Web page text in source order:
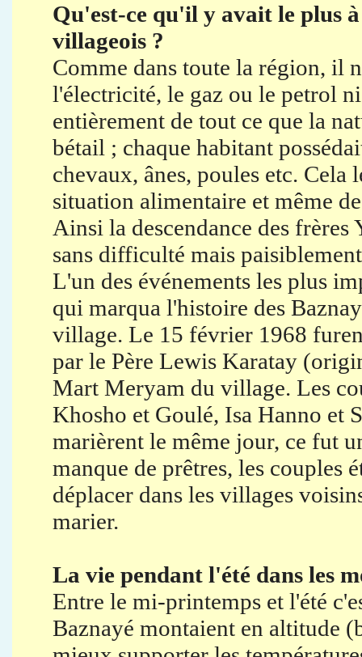
Qu'est-ce qu'il y avait le plus
villageois ?
Comme dans toute la région, il
l'électricité, le gaz ou le petrol
entièrement de tout ce que la
bétail ; chaque habitant
chevaux, ânes, poules etc.
situation alimentaire et même
Ainsi la descendance des
sans difficulté mais
L'un des événements les plus
qui marqua l'histoire des
village. Le 15 février 1968
par le Père Lewis Karatay
Mart Meryam du village. Les
Khosho et Goulé, Isa Hanno et
marièrent le même jour, ce fut
manque de prêtres, les couples
déplacer dans les villages
marier.
La vie pendant l'été dans les
Entre le mi-printemps et l'été
Baznayé montaient en altitude